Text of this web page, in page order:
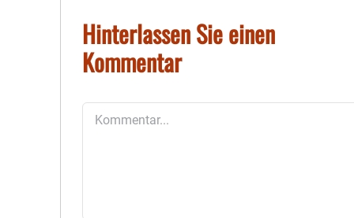
Hinterlassen Sie einen
Kommentar